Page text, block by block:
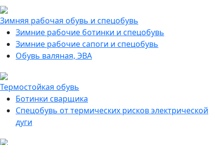
Зимняя рабочая обувь и спецобувь
Зимние рабочие ботинки и спецобувь
Зимние рабочие сапоги и спецобувь
Обувь валяная, ЭВА
Термостойкая обувь
Ботинки сварщика
Спецобувь от термических рисков электрической
дуги